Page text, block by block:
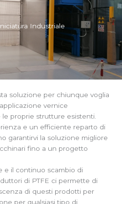
Industriale
soluzione per chiunque voglia
vernice
proprie strutture esistenti.
e un efficiente reparto di
garantirvi la soluzione migliore
fino a un progetto
e il continuo scambio di
di PTFE ci permette di
di questi prodotti per
per qualsiasi tipo di